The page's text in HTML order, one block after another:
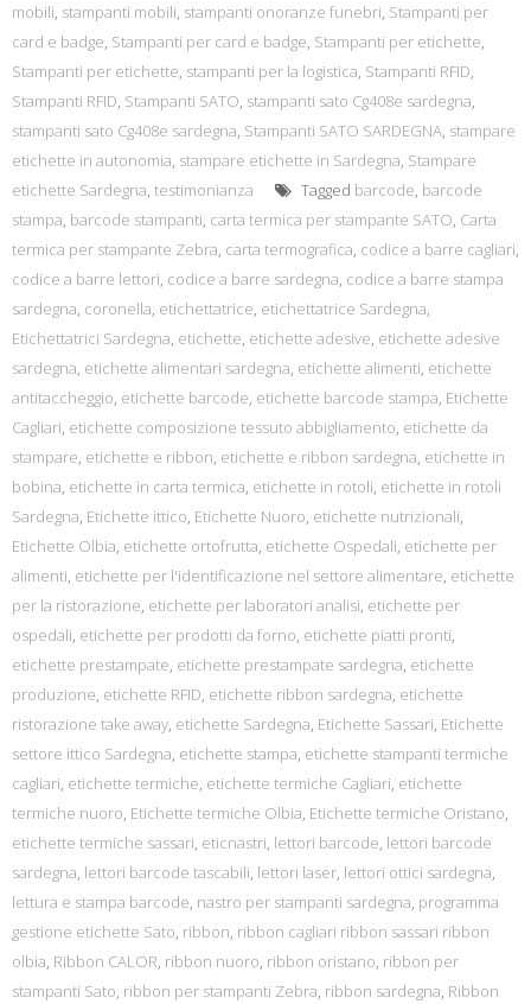
mobili, stampanti mobili, stampanti onoranze funebri, Stampanti per
card e badge, Stampanti per card e badge, Stampanti per etichette,
Stampanti per etichette, stampanti per la logistica, Stampanti RFID,
Stampanti RFID, Stampanti SATO, stampanti sato Cg408e sardegna,
stampanti sato Cg408e sardegna, Stampanti SATO SARDEGNA, stampare
etichette in autonomia, stampare etichette in Sardegna, Stampare
etichette Sardegna, testimonianza Tagged barcode, barcode
stampa, barcode stampanti, carta termica per stampante SATO, Carta
termica per stampante Zebra, carta termografica, codice a barre cagliari,
codice a barre lettori, codice a barre sardegna, codice a barre stampa
sardegna, coronella, etichettatrice, etichettatrice Sardegna,
Etichettatrici Sardegna, etichette, etichette adesive, etichette adesive
sardegna, etichette alimentari sardegna, etichette alimenti, etichette
antitaccheggio, etichette barcode, etichette barcode stampa, Etichette
Cagliari, etichette composizione tessuto abbigliamento, etichette da
stampare, etichette e ribbon, etichette e ribbon sardegna, etichette in
bobina, etichette in carta termica, etichette in rotoli, etichette in rotoli
Sardegna, Etichette ittico, Etichette Nuoro, etichette nutrizionali,
Etichette Olbia, etichette ortofrutta, etichette Ospedali, etichette per
alimenti, etichette per l'identificazione nel settore alimentare, etichette
per la ristorazione, etichette per laboratori analisi, etichette per
ospedali, etichette per prodotti da forno, etichette piatti pronti,
etichette prestampate, etichette prestampate sardegna, etichette
produzione, etichette RFID, etichette ribbon sardegna, etichette
ristorazione take away, etichette Sardegna, Etichette Sassari, Etichette
settore ittico Sardegna, etichette stampa, etichette stampanti termiche
cagliari, etichette termiche, etichette termiche Cagliari, etichette
termiche nuoro, Etichette termiche Olbia, Etichette termiche Oristano,
etichette termiche sassari, eticnastri, lettori barcode, lettori barcode
sardegna, lettori barcode tascabili, lettori laser, lettori ottici sardegna,
lettura e stampa barcode, nastro per stampanti sardegna, programma
gestione etichette Sato, ribbon, ribbon cagliari ribbon sassari ribbon
olbia, Ribbon CALOR, ribbon nuoro, ribbon oristano, ribbon per
stampanti Sato, ribbon per stampanti Zebra, ribbon sardegna, Ribbon